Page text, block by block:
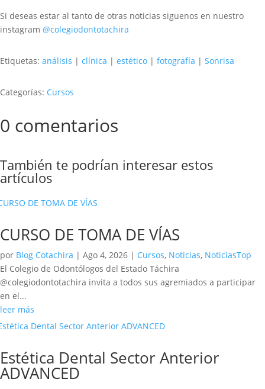
Si deseas estar al tanto de otras noticias siguenos en nuestro
instagram @colegiodontotachira
Etiquetas: análisis | clínica | estético | fotografía | Sonrisa
Categorías: Cursos
0 comentarios
También te podrían interesar estos
artículos
CURSO DE TOMA DE VÍAS
por Blog Cotachira | Ago 4, 2026 | Cursos, Noticias, NoticiasTop
El Colegio de Odontólogos del Estado Táchira
@colegiodontotachira invita a todos sus agremiados a participar
en el...
leer más
Estética Dental Sector Anterior
ADVANCED